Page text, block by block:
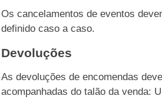
Os cancelamentos de eventos
definido caso a caso.
Devoluções
As devoluções de encomendas
acompanhadas do talão da venda: